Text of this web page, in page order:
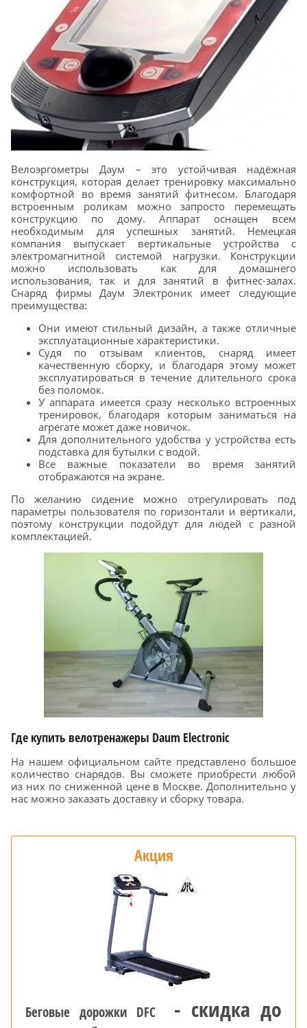
Акция
Беговые дорожки DFC - скидка до
Велоэргометры Даум – это устойчивая надёжная
конструкция, которая делает тренировку максимально
комфортной во время занятий фитнесом. Благодаря
встроенным роликам можно запросто перемещать
конструкцию по дому. Аппарат оснащен всем
необходимым для успешных занятий. Немецкая
компания выпускает вертикальные устройства с
электромагнитной системой нагрузки. Конструкции
можно использовать как для домашнего
использования, так и для занятий в фитнес-залах.
Снаряд фирмы Даум Электроник имеет следующие
преимущества:
Они имеют стильный дизайн, а также отличные
эксплуатационные характеристики.
Судя по отзывам клиентов, снаряд имеет
качественную сборку, и благодаря этому может
эксплуатироваться в течение длительного срока
без поломок.
У аппарата имеется сразу несколько встроенных
тренировок, благодаря которым заниматься на
агрегате может даже новичок.
Для дополнительного удобства у устройства есть
подставка для бутылки с водой.
Все важные показатели во время занятий
отображаются на экране.
По желанию сидение можно отрегулировать под
параметры пользователя по горизонтали и вертикали,
поэтому конструкции подойдут для людей с разной
комплектацией.
Где купить велотренажеры Daum Electronic
На нашем официальном сайте представлено большое
количество снарядов. Вы сможете приобрести любой
из них по сниженной цене в Москве. Дополнительно у
нас можно заказать доставку и сборку товара.